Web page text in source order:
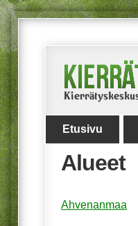
Etusivu
Alueet
Ahvenanmaa